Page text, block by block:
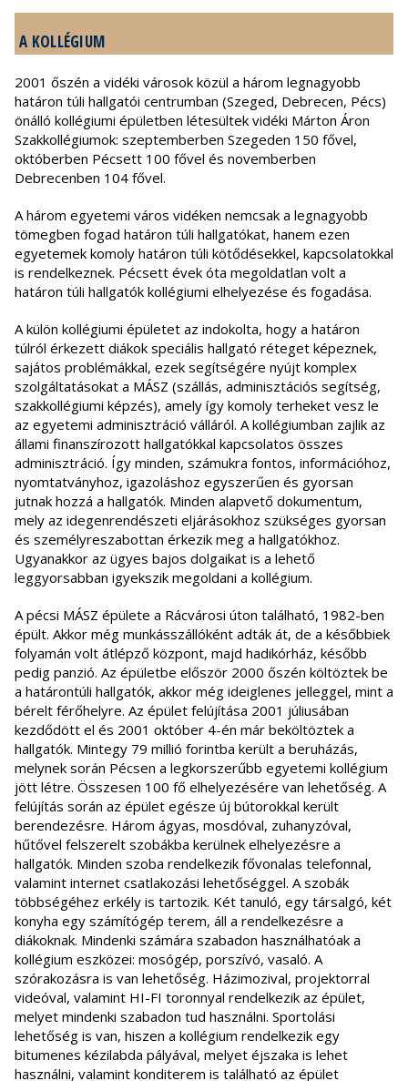
A KOLLÉGIUM
2001 őszén a vidéki városok közül a három legnagyobb
határon túli hallgatói centrumban (Szeged, Debrecen, Pécs)
önálló kollégiumi épületben létesültek vidéki Márton Áron
Szakkollégiumok: szeptemberben Szegeden 150 fővel,
októberben Pécsett 100 fővel és novemberben
Debrecenben 104 fővel.
A három egyetemi város vidéken nemcsak a legnagyobb
tömegben fogad határon túli hallgatókat, hanem ezen
egyetemek komoly határon túli kötődésekkel, kapcsolatokkal
is rendelkeznek. Pécsett évek óta megoldatlan volt a
határon túli hallgatók kollégiumi elhelyezése és fogadása.
A külön kollégiumi épületet az indokolta, hogy a határon
túlról érkezett diákok speciális hallgató réteget képeznek,
sajátos problémákkal, ezek segítségére nyújt komplex
szolgáltatásokat a MÁSZ (szállás, adminisztációs segítség,
szakkollégiumi képzés), amely így komoly terheket vesz le
az egyetemi adminisztráció válláról. A kollégiumban zajlik az
állami finanszírozott hallgatókkal kapcsolatos összes
adminisztráció. Így minden, számukra fontos, információhoz,
nyomtatványhoz, igazoláshoz egyszerűen és gyorsan
jutnak hozzá a hallgatók. Minden alapvető dokumentum,
mely az idegenrendészeti eljárásokhoz szükséges gyorsan
és személyreszabottan érkezik meg a hallgatókhoz.
Ugyanakkor az ügyes bajos dolgaikat is a lehető
leggyorsabban igyekszik megoldani a kollégium.
A pécsi MÁSZ épülete a Rácvárosi úton található, 1982-ben
épült. Akkor még munkásszállóként adták át, de a későbbiek
folyamán volt átlépző központ, majd hadikórház, később
pedig panzió. Az épületbe először 2000 őszén költöztek be
a határontúli hallgatók, akkor még ideiglenes jelleggel, mint a
bérelt férőhelyre. Az épület felújítása 2001 júliusában
kezdődött el és 2001 október 4-én már beköltöztek a
hallgatók. Mintegy 79 millió forintba került a beruházás,
melynek során Pécsen a legkorszerűbb egyetemi kollégium
jött létre. Összesen 100 fő elhelyezésére van lehetőség. A
felújítás során az épület egésze új bútorokkal került
berendezésre. Három ágyas, mosdóval, zuhanyzóval,
hűtővel felszerelt szobákba kerülnek elhelyezésre a
hallgatók. Minden szoba rendelkezik fővonalas telefonnal,
valamint internet csatlakozási lehetőséggel. A szobák
többségéhez erkély is tartozik. Két tanuló, egy társalgó, két
konyha egy számítógép terem, áll a rendelkezésre a
diákoknak. Mindenki számára szabadon használhatóak a
kollégium eszközei: mosógép, porszívó, vasaló. A
szórakozásra is van lehetőség. Házimozival, projektorral
videóval, valamint HI-FI toronnyal rendelkezik az épület,
melyet mindenki szabadon tud használni. Sportolási
lehetőség is van, hiszen a kollégium rendelkezik egy
bitumenes kézilabda pályával, melyet éjszaka is lehet
használni, valamint konditerem is található az épület